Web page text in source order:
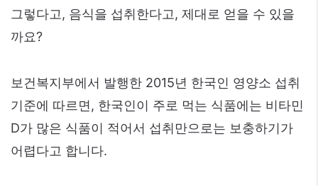
그렇다고, 음식을 섭취한다고, 제대로 얻을 수 있을
까요?
보건복지부에서 발행한 2015년 한국인 영양소 섭취
기준에 따르면, 한국인이 주로 먹는 식품에는 비타민
D가 많은 식품이 적어서 섭취만으로는 보충하기가
어렵다고 합니다.